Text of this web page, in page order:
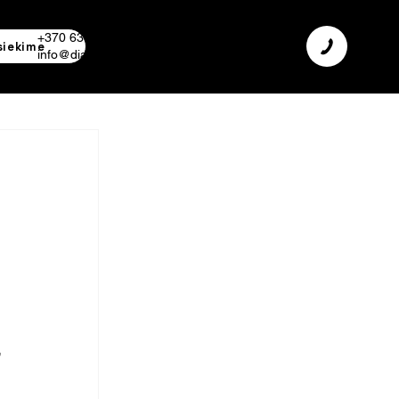
+370 638 06 068
info@diamodus.lt